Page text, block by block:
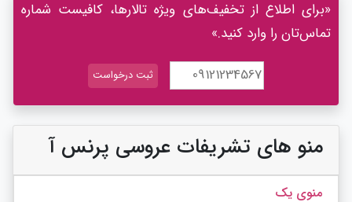
«برای اطلاع از تخفیف‌های ویژه تالارها، کافیست شماره
تماس‌تان را وارد کنید.»
منو های تشریفات عروسی پرنس آ
منوی یک